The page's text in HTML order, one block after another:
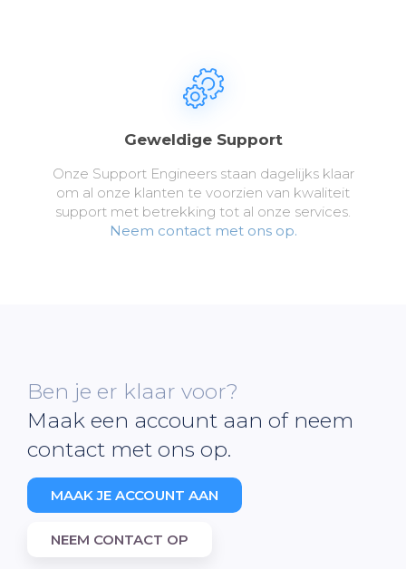
Geweldige Support
Onze Support Engineers staan dagelijks klaar
om al onze klanten te voorzien van kwaliteit
support met betrekking tot al onze services.
Neem contact met ons op.
Ben je er klaar voor?
Maak een account aan of neem
contact met ons op.
MAAK JE ACCOUNT AAN
NEEM CONTACT OP